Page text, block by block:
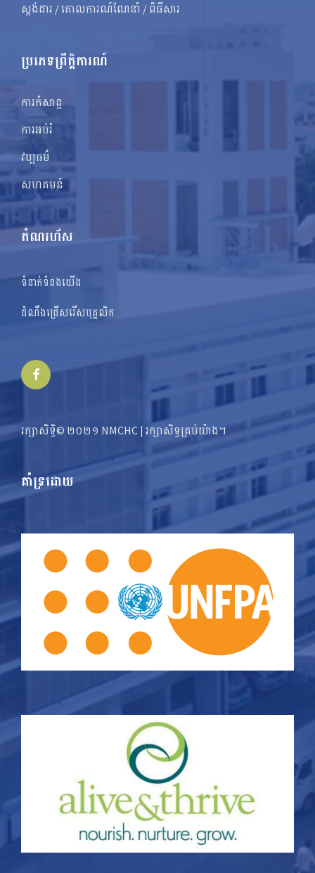
ស្តង់ដារ / គោលការណ៍ណែនាំ / ពិធីសារ
ប្រភេទព្រឹត្តិការណ៍
ការកំសាន្ត
ការអប់រំ
វប្បធម៌
សហគមន៍
តំណរហ័ស
ទំនាក់ទំនងយើង
ដំណឹងជ្រើសរើសបុគ្គលិក
Facebook
រក្សាសិទ្ធិ© ២០២១ NMCHC | រក្សា​​សិទ្ធ​គ្រប់យ៉ាង។
គាំទ្រដោយ